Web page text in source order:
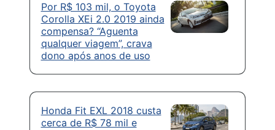
Por R$ 103 mil, o Toyota
Corolla XEi 2.0 2019 ainda
compensa? “Aguenta
qualquer viagem”, crava
dono após anos de uso
Honda Fit EXL 2018 custa
cerca de R$ 78 mil e